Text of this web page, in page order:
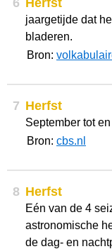
6 Herfst
jaargetijde dat
bladeren.
Bron:
7 Herfst
September tot
Bron: cbs.nl
8 Herfst
Eén van de 4
astronomische
de dag- en